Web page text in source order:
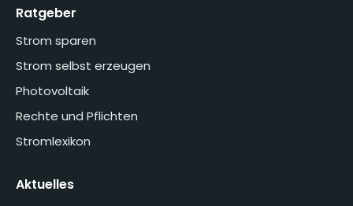
Ratgeber
Strom sparen
Strom selbst erzeugen
Photovoltaik
Rechte und Pflichten
Stromlexikon
Aktuelles